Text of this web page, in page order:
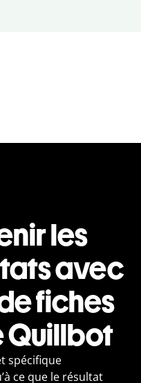
les
avec
fiches
Quillbot
spécifique
ce que le résultat